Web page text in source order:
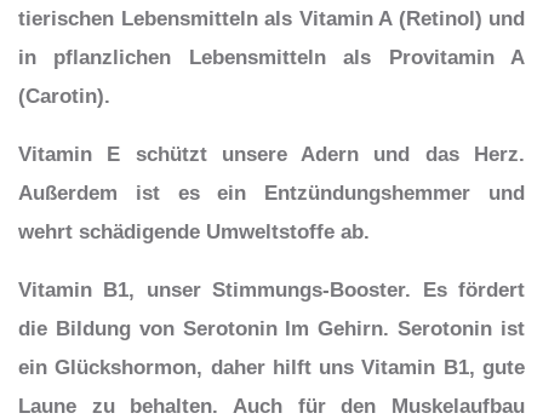
tierischen Lebensmitteln als Vitamin A (Retinol) und
in pflanzlichen Lebensmitteln als Provitamin A
(Carotin).
Vitamin E schützt unsere Adern und das Herz.
Außerdem ist es ein Entzündungshemmer und
wehrt schädigende Umweltstoffe ab.
Vitamin B1, unser Stimmungs-Booster. Es fördert
die Bildung von Serotonin Im Gehirn. Serotonin ist
ein Glückshormon, daher hilft uns Vitamin B1, gute
Laune zu behalten. Auch für den Muskelaufbau